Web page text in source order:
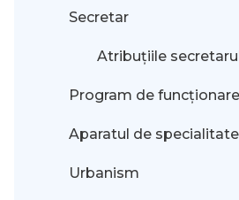
Secretar
Atribuțiile
Program de
Aparatul de specialitate
Urbanism